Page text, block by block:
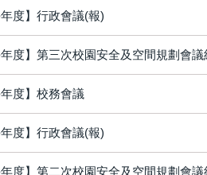
年度】行政會議(報)
年度】第三次校園安全及空間規劃會議
年度】校務會議
年度】行政會議(報)
年度】第二次校園安全及空間規劃會議